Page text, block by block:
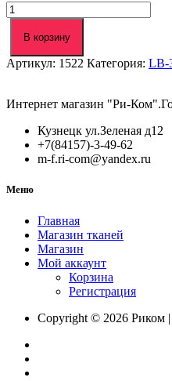
Количество
товара
LB-
389
аксесуаров
В корзину
Артикул: 1522 Категория: LB-
Интернет магазин "Ри-
Кузнецк ул.Зеленая д12
+7(84157)-3-49-62
m-f.ri-com@yandex.ru
Меню
Главная
Магазин тканей
Магазин
Мой аккаунт
Корзина
Регистрация
Copyright © 2026 Риком